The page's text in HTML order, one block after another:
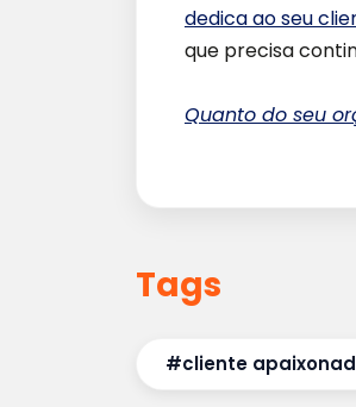
dedica ao seu
que precisa
Quanto do seu
Tags
#cliente